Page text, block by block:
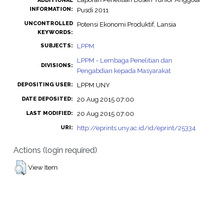
INFORMATION:
Pusdi 2011
UNCONTROLLED
KEYWORDS:
Potensi Ekonomi Produktif, Lansia
SUBJECTS: LPPM
DIVISIONS:
LPPM - Lembaga Penelitian dan
Pengabdian kepada Masyarakat
DEPOSITING USER: LPPM UNY
DATE DEPOSITED: 20 Aug 2015 07:00
LAST MODIFIED: 20 Aug 2015 07:00
URI: http://eprints.uny.ac.id/id/eprint/25334
Actions (login required)
View Item